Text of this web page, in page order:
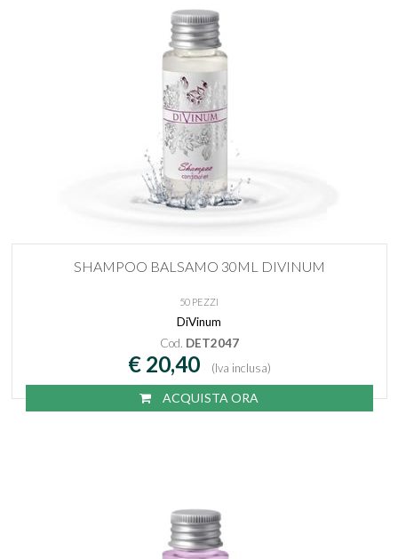
SHAMPOO BALSAMO 30ML DIVINUM
50 PEZZI
DiVinum
Cod. DET2047
€ 20,40 (Iva inclusa)
ACQUISTA ORA